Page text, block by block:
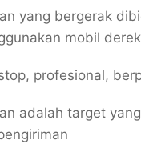
yang bergerak
mobil
profesional,
adalah target